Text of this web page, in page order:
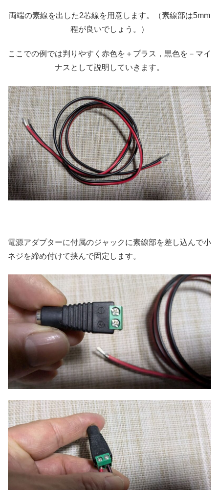
両端の素線を出した2芯線を用意します。（素線部は5mm
程が良いでしょう。）
ここでの例では判りやすく赤色を＋プラス，黒色を－マイ
ナスとして説明していきます。
電源アダプターに付属のジャックに素線部を差し込んで小
ネジを締め付けて挟んで固定します。